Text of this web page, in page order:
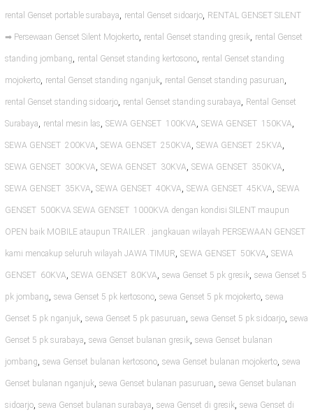
rental Genset portable surabaya, rental Genset sidoarjo, RENTAL GENSET SILENT
➡ Persewaan Genset Silent Mojokerto, rental Genset standing gresik, rental Genset
standing jombang, rental Genset standing kertosono, rental Genset standing
mojokerto, rental Genset standing nganjuk, rental Genset standing pasuruan,
rental Genset standing sidoarjo, rental Genset standing surabaya, Rental Genset
Surabaya, rental mesin las, SEWA GENSET 100KVA, SEWA GENSET 150KVA,
SEWA GENSET 200KVA, SEWA GENSET 250KVA, SEWA GENSET 25KVA,
SEWA GENSET 300KVA, SEWA GENSET 30KVA, SEWA GENSET 350KVA,
SEWA GENSET 35KVA, SEWA GENSET 40KVA, SEWA GENSET 45KVA, SEWA
GENSET 500KVA SEWA GENSET 1000KVA dengan kondisi SILENT maupun
OPEN baik MOBILE ataupun TRAILER . jangkauan wilayah PERSEWAAN GENSET
kami mencakup seluruh wilayah JAWA TIMUR, SEWA GENSET 50KVA, SEWA
GENSET 60KVA, SEWA GENSET 80KVA, sewa Genset 5 pk gresik, sewa Genset 5
pk jombang, sewa Genset 5 pk kertosono, sewa Genset 5 pk mojokerto, sewa
Genset 5 pk nganjuk, sewa Genset 5 pk pasuruan, sewa Genset 5 pk sidoarjo, sewa
Genset 5 pk surabaya, sewa Genset bulanan gresik, sewa Genset bulanan
jombang, sewa Genset bulanan kertosono, sewa Genset bulanan mojokerto, sewa
Genset bulanan nganjuk, sewa Genset bulanan pasuruan, sewa Genset bulanan
sidoarjo, sewa Genset bulanan surabaya, sewa Genset di gresik, sewa Genset di